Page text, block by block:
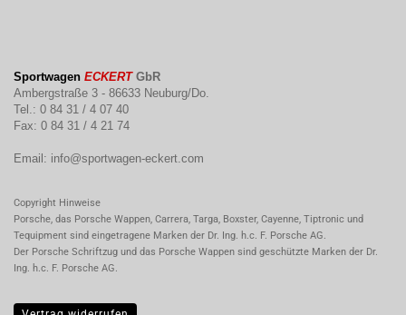
Sportwagen ECKERTGbR
Ambergstraße 3 - 86633 Neuburg/Do.
Tel.: 0 84 31 / 4 07 40
Fax: 0 84 31 / 4 21 74
Email: info@sportwagen-eckert.com
Copyright Hinweise
Porsche, das Porsche Wappen, Carrera, Targa, Boxster, Cayenne, Tiptronic und
Tequipment sind eingetragene Marken der Dr. Ing. h.c. F. Porsche AG.
Der Porsche Schriftzug und das Porsche Wappen sind geschützte Marken der Dr.
Ing. h.c. F. Porsche AG.